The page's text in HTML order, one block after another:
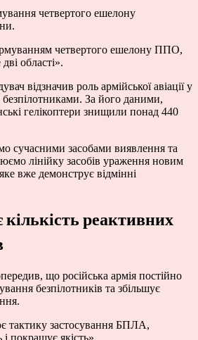
четвертого ешелону
четвертого ешелону ППО,
області».
відзначив роль армійської авіації у
безпілотниками. За його даними,
гелікоптери знищили понад 440
сучасними засобами виявлення та
лінійку засобів ураження новим
вже демонструє відмінні
реактивних
що російська армія постійно
безпілотників та збільшує
тактику застосування БПЛА,